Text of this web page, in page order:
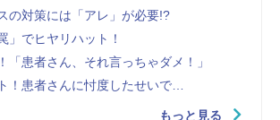
の対策には「アレ」が必要!?
」でヒヤリハット！
「患者さん、それ言っちゃダメ！」
！患者さんに忖度したせいで…
もっと見る